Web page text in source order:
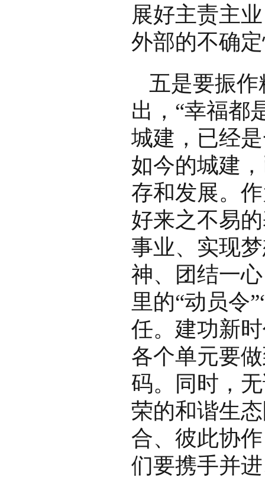
展好主责主
外部的不确
五是要振
出，“幸福都
城建，已经
如今的城建
存和发展。
好来之不易
事业、实现
神、团结一
里的“动员令
任。建功新
各个单元要
码。同时，
荣的和谐生
合、彼此协
们要携手并